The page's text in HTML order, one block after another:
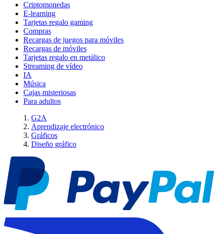
Criptomonedas
E-learning
Tarjetas regalo gaming
Compras
Recargas de juegos para móviles
Recargas de móviles
Tarjetas regalo en metálico
Streaming de vídeo
IA
Música
Cajas misteriosas
Para adultos
G2A
Aprendizaje electrónico
Gráficos
Diseño gráfico